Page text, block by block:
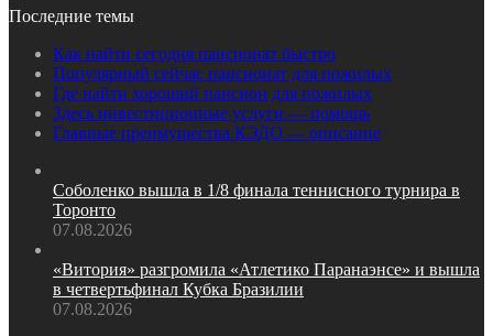
Последние темы
Как найти сегодня пансионат быстро
Популярный сейчас пансионат для пожилых
Где найти хороший пансион для пожилых
Здесь инвестиционные услуги — помощь
Главные преимущества КЭДО — описание
Соболенко вышла в 1/8 финала теннисного турнира в
Торонто
07.08.2026
«Витория» разгромила «Атлетико Паранаэнсе» и вышла
в четвертьфинал Кубка Бразилии
07.08.2026